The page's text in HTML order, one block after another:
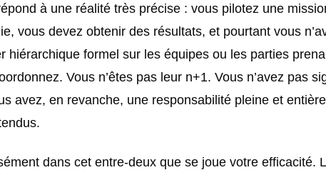
à une réalité très précise : vous pilotez une
vous devez obtenir des résultats, et pourtant vous
hiérarchique formel sur les équipes ou les parties
Vous n’êtes pas leur n+1. Vous n’avez pas
avez, en revanche, une responsabilité pleine et
dans cet entre-deux que se joue votre efficacité.